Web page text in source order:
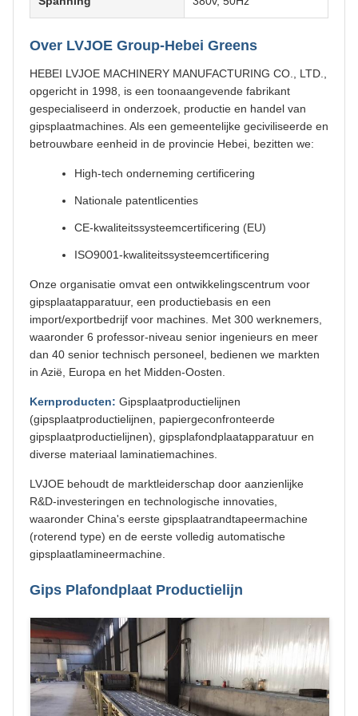
Over LVJOE Group-Hebei Greens
HEBEI LVJOE MACHINERY MANUFACTURING CO., LTD.,
opgericht in 1998, is een toonaangevende fabrikant
gespecialiseerd in onderzoek, productie en handel van
gipsplaatmachines. Als een gemeentelijke geciviliseerde en
betrouwbare eenheid in de provincie Hebei, bezitten we:
High-tech onderneming certificering
Nationale patentlicenties
CE-kwaliteitssysteemcertificering (EU)
ISO9001-kwaliteitssysteemcertificering
Onze organisatie omvat een ontwikkelingscentrum voor
gipsplaatapparatuur, een productiebasis en een
import/exportbedrijf voor machines. Met 300 werknemers,
waaronder 6 professor-niveau senior ingenieurs en meer
dan 40 senior technisch personeel, bedienen we markten
in Azië, Europa en het Midden-Oosten.
Kernproducten: Gipsplaatproductielijnen
(gipsplaatproductielijnen, papiergeconfronteerde
gipsplaatproductielijnen), gipsplafondplaatapparatuur en
diverse materiaal laminatiemachines.
LVJOE behoudt de marktleiderschap door aanzienlijke
R&D-investeringen en technologische innovaties,
waaronder China's eerste gipsplaatrandtapeermachine
(roterend type) en de eerste volledig automatische
gipsplaatlamineermachine.
Gips Plafondplaat Productielijn